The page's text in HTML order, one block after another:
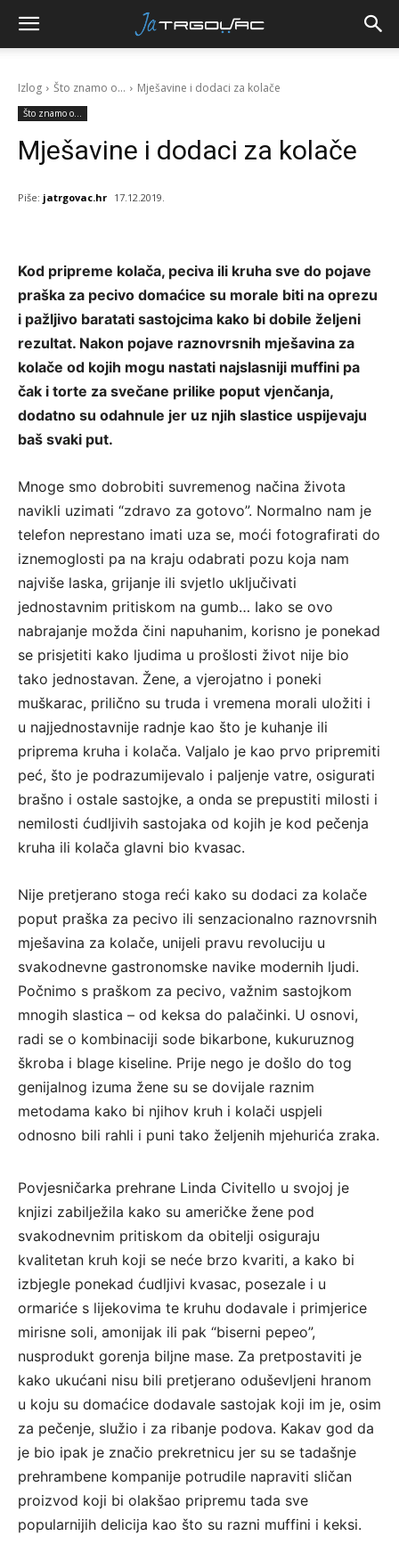
Izlog Što znamo o... Mješavine i dodaci za kolače
Što znamo o...
Mješavine i dodaci za kolače
Piše: jatrgovac.hr 17.12.2019.
Kod pripreme kolača, peciva ili kruha sve do pojave
praška za pecivo domaćice su morale biti na oprezu
i pažljivo baratati sastojcima kako bi dobile željeni
rezultat. Nakon pojave raznovrsnih mješavina za
kolače od kojih mogu nastati najslasniji muffini pa
čak i torte za svečane prilike poput vjenčanja,
dodatno su odahnule jer uz njih slastice uspijevaju
baš svaki put.
Mnoge smo dobrobiti suvremenog načina života
navikli uzimati “zdravo za gotovo”. Normalno nam je
telefon neprestano imati uza se, moći fotografirati do
iznemoglosti pa na kraju odabrati pozu koja nam
najviše laska, grijanje ili svjetlo uključivati
jednostavnim pritiskom na gumb… Iako se ovo
nabrajanje možda čini napuhanim, korisno je ponekad
se prisjetiti kako ljudima u prošlosti život nije bio
tako jednostavan. Žene, a vjerojatno i poneki
muškarac, prilično su truda i vremena morali uložiti i
u najjednostavnije radnje kao što je kuhanje ili
priprema kruha i kolača. Valjalo je kao prvo pripremiti
peć, što je podrazumijevalo i paljenje vatre, osigurati
brašno i ostale sastojke, a onda se prepustiti milosti i
nemilosti ćudljivih sastojaka od kojih je kod pečenja
kruha ili kolača glavni bio kvasac.
Nije pretjerano stoga reći kako su dodaci za kolače
poput praška za pecivo ili senzacionalno raznovrsnih
mješavina za kolače, unijeli pravu revoluciju u
svakodnevne gastronomske navike modernih ljudi.
Počnimo s praškom za pecivo, važnim sastojkom
mnogih slastica – od keksa do palačinki. U osnovi,
radi se o kombinaciji sode bikarbone, kukuruznog
škroba i blage kiseline. Prije nego je došlo do tog
genijalnog izuma žene su se dovijale raznim
metodama kako bi njihov kruh i kolači uspjeli
odnosno bili rahli i puni tako željenih mjehurića zraka.
Povjesničarka prehrane Linda Civitello u svojoj je
knjizi zabilježila kako su američke žene pod
svakodnevnim pritiskom da obitelji osiguraju
kvalitetan kruh koji se neće brzo kvariti, a kako bi
izbjegle ponekad ćudljivi kvasac, posezale i u
ormariće s lijekovima te kruhu dodavale i primjerice
mirisne soli, amonijak ili pak “biserni pepeo”,
nusprodukt gorenja biljne mase. Za pretpostaviti je
kako ukućani nisu bili pretjerano oduševljeni hranom
u koju su domaćice dodavale sastojak koji im je, osim
za pečenje, služio i za ribanje podova. Kakav god da
je bio ipak je značio prekretnicu jer su se tadašnje
prehrambene kompanije potrudile napraviti sličan
proizvod koji bi olakšao pripremu tada sve
popularnijih delicija kao što su razni muffini i keksi.